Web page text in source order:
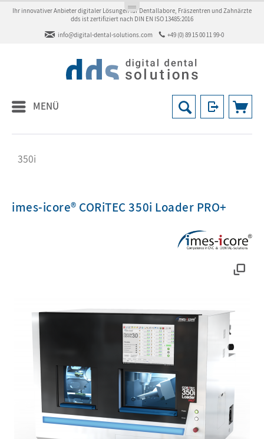
Ihr innovativer Anbieter digitaler Lösungen für Dentallabore, Fräszentren und Zahnärzte
dds ist zertifiziert nach DIN EN ISO 13485:2016
info@digital-dental-solutions.com
+49 (0) 89 15 00 11 99-0
MENÜ
350i
imes-icore® CORiTEC 350i Loader PRO+